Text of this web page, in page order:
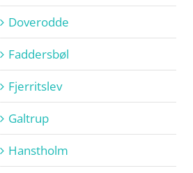
Doverodde
Faddersbøl
Fjerritslev
Galtrup
Hanstholm